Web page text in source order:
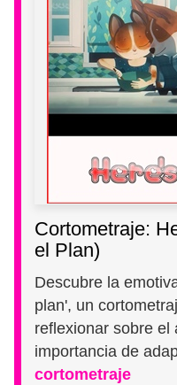
Cortometraje:
el Plan)
Descubre la
plan', un
reflexionar sobre el
importancia de
cortometraje